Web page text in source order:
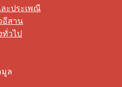
ละประเพณี
อีสาน
ทั่วไป
มูล